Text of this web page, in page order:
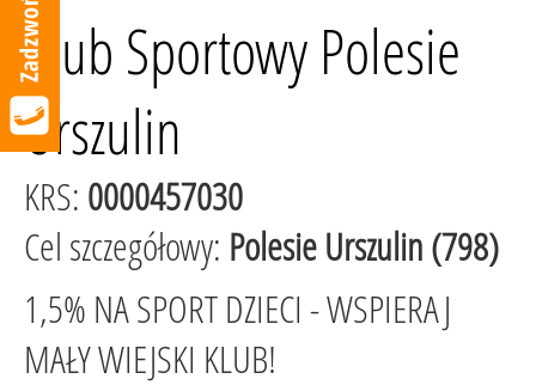
Klub Sportowy Polesie
Urszulin
KRS: 0000457030
Cel szczegółowy: Polesie Urszulin (798)
1,5% NA SPORT DZIECI - WSPIERAJ
MAŁY WIEJSKI KLUB!